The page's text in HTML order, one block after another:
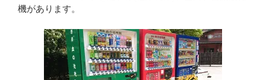
機があります。